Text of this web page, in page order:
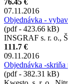
76.45 €
07.11.2016
Objednávka -
(pdf - 423.66 kB)
INSGRAF s. r. o.,
111.7 €
09.11.2016
Objednávka -
(pdf - 382.31 kB)